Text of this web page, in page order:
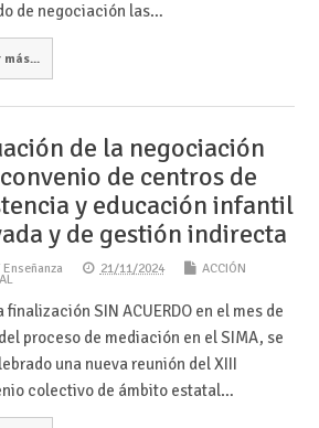
de negociación las…
más...
de la negociación
de centros de
y educación infantil
y de gestión indirecta
Enseñanza 21/11/2024 ACCIÓN
finalización SIN ACUERDO en el mes de
proceso de mediación en el SIMA, se
una nueva reunión del XIII
colectivo de ámbito estatal…